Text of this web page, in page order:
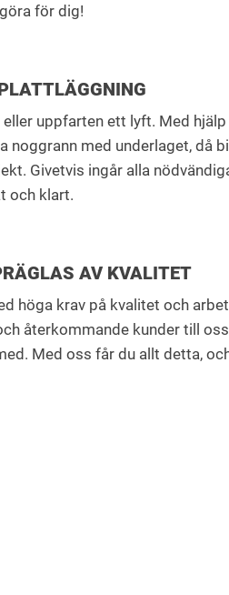
för dig!
uppfarten ett lyft. Med
med underlaget, då
Givetvis ingår alla
och klart.
AV KVALITET
krav på kvalitet och
återkommande kunder till
Med oss får du allt detta,